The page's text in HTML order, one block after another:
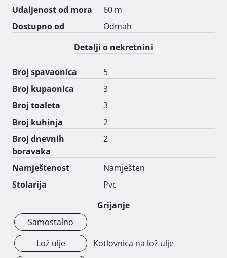
Udaljenost od mora
60 m
Dostupno od
Odmah
Detalji o nekretnini
Broj spavaonica
5
Broj kupaonica
3
Broj toaleta
3
Broj kuhinja
2
Broj dnevnih
boravaka
2
Namještenost
Namješten
Stolarija
Pvc
Grijanje
Samostalno
Lož ulje
Kotlovnica na lož ulje